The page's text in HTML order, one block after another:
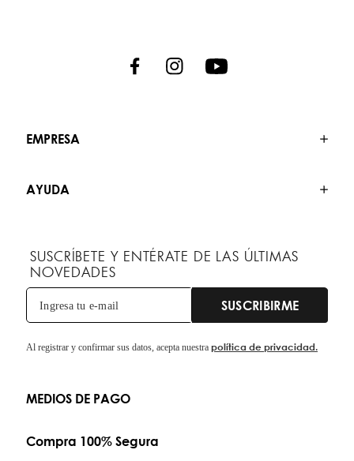
EMPRESA
AYUDA
SUSCRÍBETE Y ENTÉRATE DE LAS ÚLTIMAS
NOVEDADES
SUSCRIBIRME
Al registrar y confirmar sus datos, acepta nuestra política de privacidad.
MEDIOS DE PAGO
Compra 100% Segura